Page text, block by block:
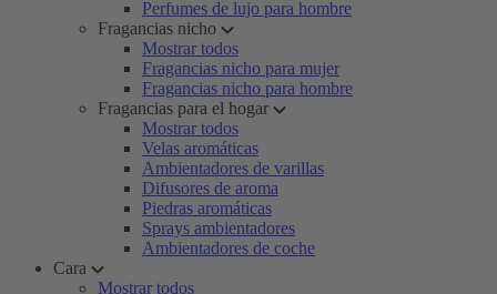
Perfumes de lujo para hombre
Fragancias nicho
Mostrar todos
Fragancias nicho para mujer
Fragancias nicho para hombre
Fragancias para el hogar
Mostrar todos
Velas aromáticas
Ambientadores de varillas
Difusores de aroma
Piedras aromáticas
Sprays ambientadores
Ambientadores de coche
Cara
Mostrar todos